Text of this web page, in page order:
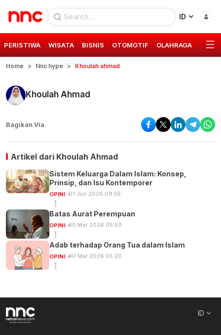
ID
PERISTIWA WISATA BISNIS OTOMOTIF OLAHRAGA GAYA
Home Nnc hype Khoulah ahmad
Khoulah Ahmad
Bagikan Via
Artikel dari Khoulah Ahmad
Sistem Keluarga Dalam Islam: Konsep,
Prinsip, dan Isu Kontemporer
OPINI 01 Jun 2026 09:55
Batas Aurat Perempuan
OPINI 30 Mar 2026 05:50
Adab terhadap Orang Tua dalam Islam
OPINI 30 Mar 2026 05:20
ID